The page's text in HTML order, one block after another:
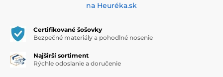
na Heuréka.sk
Certifikované šošovky
Bezpečné materiály a pohodlné nosenie
Najširší sortiment
Rýchle odoslanie a doručenie